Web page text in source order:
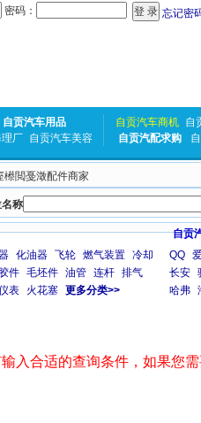
密码： 忘记密
自贡汽车用品
厂 自贡汽车美容
自贡汽车商机 自
自贡汽配求购
櫒閲戞澂配件商家
称
化油器 飞轮 燃气装置 冷却
件 毛坯件 油管 连杆 排气
表 火花塞 更多分类>>
自贡
QQ
长安
哈弗
入合适的查询条件，如果您